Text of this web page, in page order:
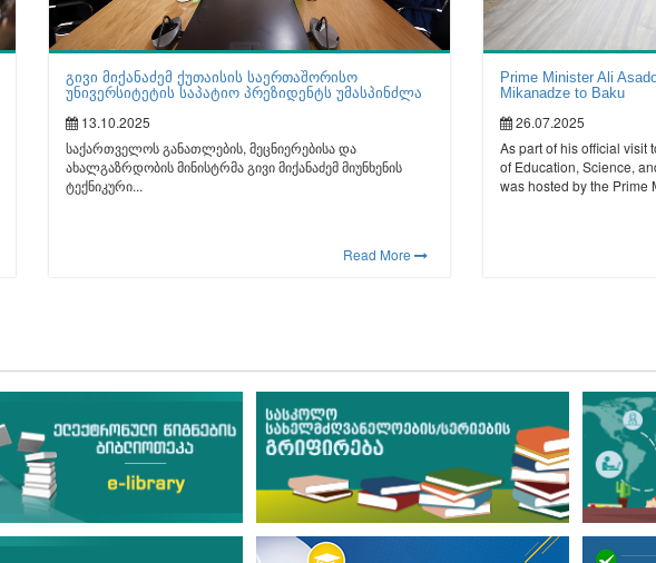
გივი მიქანაძემ ქუთაისის საერთაშორისო
უნივერსიტეტის საპატიო პრეზიდენტს უმასპინძლა
13.10.2025
საქართველოს განათლების, მეცნიერებისა და
ახალგაზრდობის მინისტრმა გივი მიქანაძემ მიუნხენის
ტექნიკური...
Read More
Prime Minister Ali
Mikanadze to Baku
26.07.2025
As part of his official visit
of Education, Science,
was hosted by the Prime